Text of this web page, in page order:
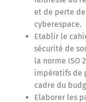
et de perte
cyberespace.
Etablir le
sécurité de
la norme ISO
impératifs de
cadre du
Elaborer les